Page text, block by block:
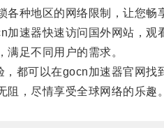
种地区的网络限制，让您畅
器快速访问国外网站，观
足不同用户的需求。
可以在gocn加速器官网找
，尽情享受全球网络的乐趣。